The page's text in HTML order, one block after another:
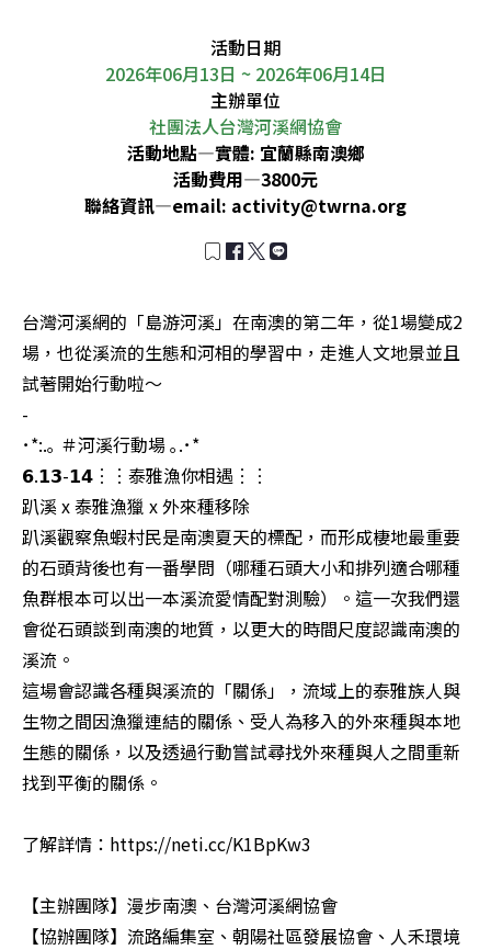
活動日期
2026年06月13日 ~ 2026年06月14日
主辦單位
社團法人台灣河溪網協會
活動地點—實體: 宜蘭縣南澳鄉
活動費用—3800元
聯絡資訊—email: activity@twrna.org
台灣河溪網的「島游河溪」在南澳的第二年，從1場變成2
場，也從溪流的生態和河相的學習中，走進人文地景並且
試著開始行動啦～
-
･*:.｡ ＃河溪行動場 ｡.･*
𝟲.𝟭𝟯-𝟭𝟰︙︙泰雅漁你相遇︙︙
趴溪 x 泰雅漁獵 x 外來種移除
趴溪觀察魚蝦村民是南澳夏天的標配，而形成棲地最重要
的石頭背後也有一番學問（哪種石頭大小和排列適合哪種
魚群根本可以出一本溪流愛情配對測驗）。這一次我們還
會從石頭談到南澳的地質，以更大的時間尺度認識南澳的
溪流。
這場會認識各種與溪流的「關係」，流域上的泰雅族人與
生物之間因漁獵連結的關係、受人為移入的外來種與本地
生態的關係，以及透過行動嘗試尋找外來種與人之間重新
找到平衡的關係。
了解詳情：https://neti.cc/K1BpKw3
【主辦團隊】漫步南澳、台灣河溪網協會
【協辦團隊】流路編集室、朝陽社區發展協會、人禾環境